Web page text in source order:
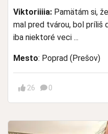
Viktoriiiia: Pamätám si,
mal pred tvárou, bol príliš
iba niektoré veci ...
Mesto: Poprad (Prešov)
26 0